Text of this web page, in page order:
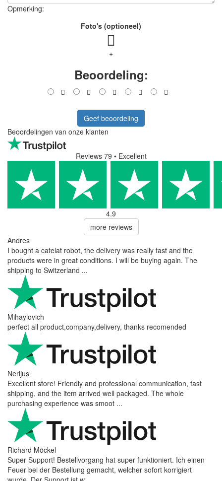
Opmerking:
Foto's (optioneel)
+
Beoordeling:
Geef beoordeling
Beoordelingen van onze klanten
Reviews 79 • Excellent
4.9
more reviews
Andres
I bought a cafelat robot, the delivery was really fast and the
products were in great conditions. I will be buying again. The
shipping to Switzerland ...
Mihaylovich
perfect all product,company,delivery, thanks recomended
Nerijus
Excellent store! Friendly and professional communication, fast
shipping, and the item arrived well packaged. The whole
purchasing experience was smoot ...
Richard Möckel
Super Support! Bestellvorgang hat super funktioniert. Ich einen
Feuer bei der Bestellung gemacht, welcher sofort korrigiert